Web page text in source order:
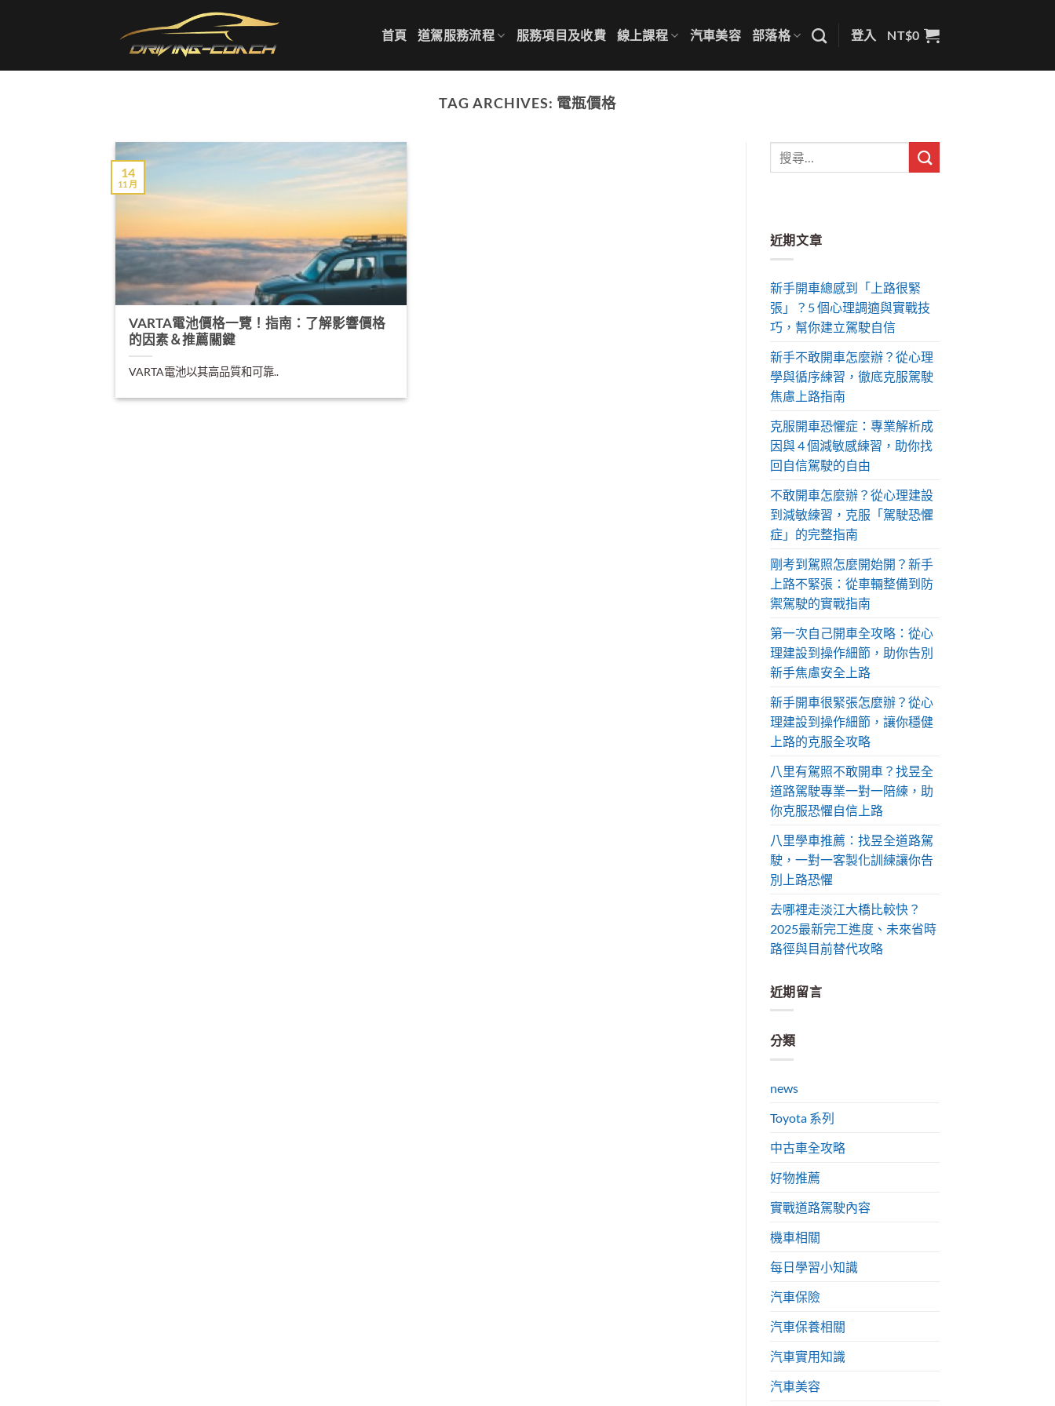
首頁 道駕服務流程 服務項目及收費 線上課程 汽車美容 部落格 登入 NT$0
TAG ARCHIVES: 電瓶價格
VARTA電池價格一覽！指南：了解影響價格
的因素＆推薦關鍵
VARTA電池以其高品質和可靠..
14
11 月
近期文章
新手開車總感到「上路很緊
張」？5 個心理調適與實戰技
巧，幫你建立駕駛自信
新手不敢開車怎麼辦？從心理
學與循序練習，徹底克服駕駛
焦慮上路指南
克服開車恐懼症：專業解析成
因與 4 個減敏感練習，助你找
回自信駕駛的自由
不敢開車怎麼辦？從心理建設
到減敏練習，克服「駕駛恐懼
症」的完整指南
剛考到駕照怎麼開始開？新手
上路不緊張：從車輛整備到防
禦駕駛的實戰指南
第一次自己開車全攻略：從心
理建設到操作細節，助你告別
新手焦慮安全上路
新手開車很緊張怎麼辦？從心
理建設到操作細節，讓你穩健
上路的克服全攻略
八里有駕照不敢開車？找昱全
道路駕駛專業一對一陪練，助
你克服恐懼自信上路
八里學車推薦：找昱全道路駕
駛，一對一客製化訓練讓你告
別上路恐懼
去哪裡走淡江大橋比較快？
2025最新完工進度、未來省時
路徑與目前替代攻略
近期留言
分類
news
Toyota 系列
中古車全攻略
好物推薦
實戰道路駕駛內容
機車相關
每日學習小知識
汽車保險
汽車保養相關
汽車實用知識
汽車美容